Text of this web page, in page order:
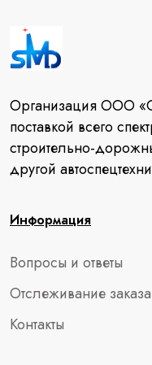
Организация ООО
поставкой всего
строительно-
другой
Информация
Вопросы и ответы
Отслеживание заказа
Контакты